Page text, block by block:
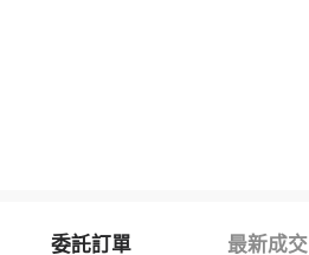
委託訂單 最新成交